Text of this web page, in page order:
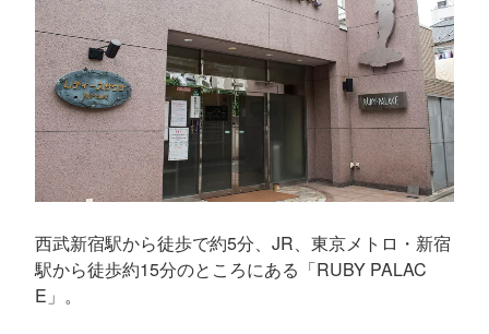
西武新宿駅から徒歩で約5分、JR、東京メトロ・新宿
駅から徒歩約15分のところにある「RUBY PALAC
E」。